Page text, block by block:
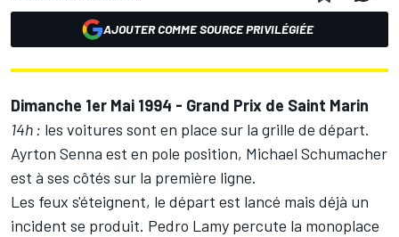
AJOUTER COMME SOURCE PRIVILÉGIÉE
Dimanche 1er Mai 1994 - Grand Prix de Saint Marin
14h : les voitures sont en place sur la grille de départ.
Ayrton Senna est en pole position, Michael Schumacher
est à ses côtés sur la première ligne.
Les feux s'éteignent, le départ est lancé mais déjà un
incident se produit. Pedro Lamy percute la monoplace